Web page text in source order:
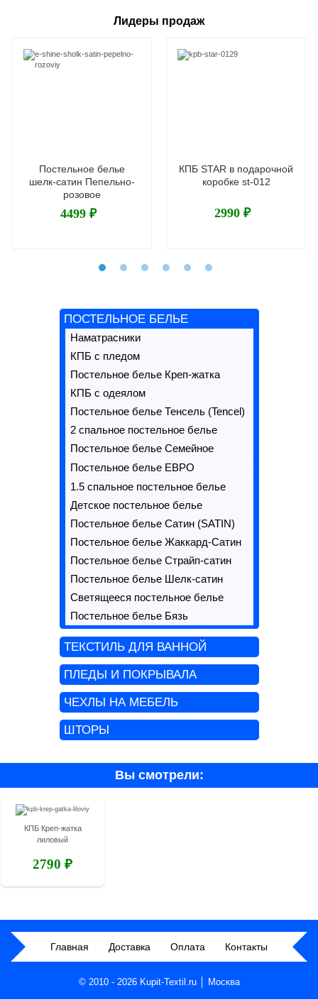
ПОСТЕЛЬНОЕ БЕЛЬЕ
Наматрасники
КПБ с пледом
Постельное белье Креп-жатка
КПБ с одеялом
Постельное белье Тенсель (Tencel)
2 спальное постельное белье
Постельное белье Семейное
Постельное белье ЕВРО
1.5 спальное постельное белье
Детское постельное белье
Постельное белье Сатин (SATIN)
Постельное белье Жаккард-Сатин
Постельное белье Страйп-сатин
Постельное белье Шелк-сатин
Светящееся постельное белье
Постельное белье Бязь
ТЕКСТИЛЬ ДЛЯ ВАННОЙ
ПЛЕДЫ И ПОКРЫВАЛА
ЧЕХЛЫ НА МЕБЕЛЬ
ШТОРЫ
Лидеры продаж
Постельное белье
шелк-сатин Пепельно-
розовое
4499 ₽
КПБ STAR в подарочной
коробке st-012
2990 ₽
Вы смотрели:
КПБ Креп-жатка
лиловый
2790 ₽
Главная Доставка Оплата Контакты
© 2010 - 2026 Kupit-Textil.ru │ Москва